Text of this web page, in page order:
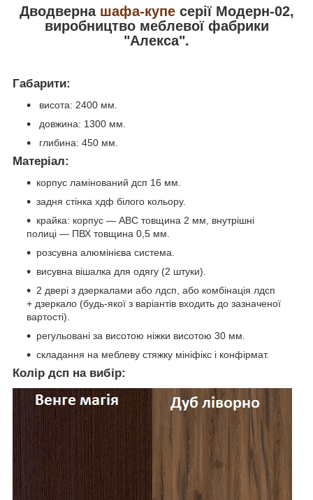
Дводверна шафа-купесерії Модерн-02,
виробництво меблевої фабрики
"Алекса".
Габарити:
висота: 2400 мм.
довжина: 1300 мм.
глибина: 450 мм.
Матеріал:
корпус ламінований дсп 16 мм.
задня стінка хдф білого кольору.
крайка: корпус — АВС товщина 2 мм, внутрішні
полиці — ПВХ товщина 0,5 мм.
розсувна алюмінієва система.
висувна вішалка для одягу (2 штуки).
2 двері з дзеркалами або лдсп, або комбінація лдсп
+ дзеркало (будь-якої з варіантів входить до зазначеної
вартості).
регульовані за висотою ніжки висотою 30 мм.
складання на меблеву стяжку мініфікс і конфірмат.
Колір дсп на вибір: